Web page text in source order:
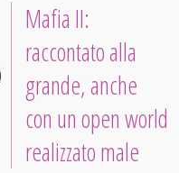
Mafia II:
raccontato alla
grande, anche
con un open world
realizzato male